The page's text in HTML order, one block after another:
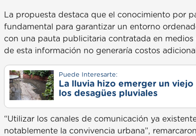
La propuesta destaca que el conocimiento por
fundamental para garantizar un entorno
con una pauta publicitaria contratada en
de esta información no generaría costos
Puede Interesarte:
La lluvia hizo emerger un
los desagües pluviales
“Utilizar los canales de comunicación ya
notablemente la convivencia urbana”,